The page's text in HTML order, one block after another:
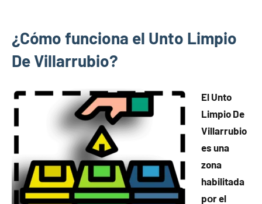
¿Cómo funciona el Unto Limpio
De Villarrubio?
El Unto
Limpio De
Villarrubio
es una
zona
habilitada
pοr el